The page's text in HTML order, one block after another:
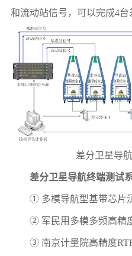
和流动站信号，可以完成4台
差分卫星导
差分卫星导航终端测试
① 多模导航型基带芯片
② 军民用多模多频高精
③ 南京计量院高精度